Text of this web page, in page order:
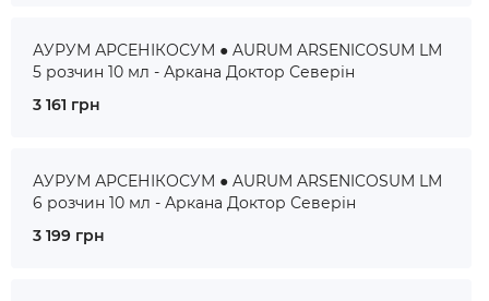
АУРУМ АРСЕНІКОСУМ ● AURUM ARSENICOSUM LM
5 розчин 10 мл - Аркана Доктор Северін
3 161 грн
АУРУМ АРСЕНІКОСУМ ● AURUM ARSENICOSUM LM
6 розчин 10 мл - Аркана Доктор Северін
3 199 грн